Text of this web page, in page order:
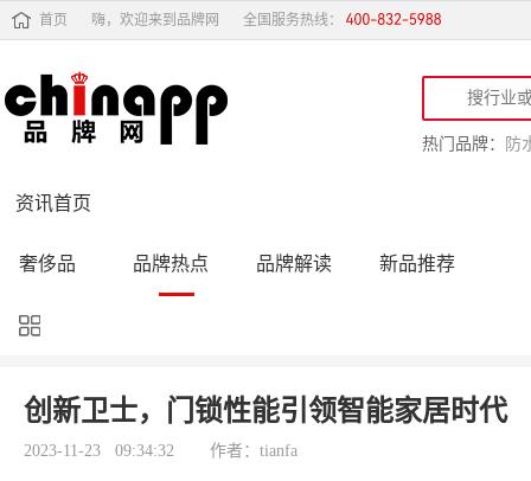
首页 嗨，欢迎来到品牌网 全国服务热线：
热门品牌： 防
资讯首页
奢侈品 品牌热点 品牌解读 新品推荐
品牌黑榜
品牌导购 专家点评 精彩点评
创新卫士，门锁性能引领智能家居时代
2023-11-23 09:34:32 作者：tianfa